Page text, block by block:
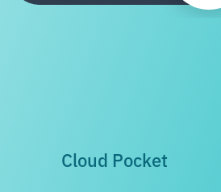
Cloud Pocket